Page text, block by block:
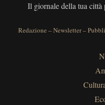
Il giornale della tua città
Redazione –Newsletter–